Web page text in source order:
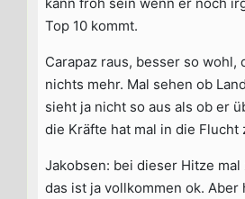
Top 10 kommt.
Carapaz raus, besser so wohl,
nichts mehr. Mal sehen ob
sieht ja nicht so aus als ob er
die Kräfte hat mal in die Flucht
Jakobsen: bei dieser Hitze
das ist ja vollkommen ok. Aber